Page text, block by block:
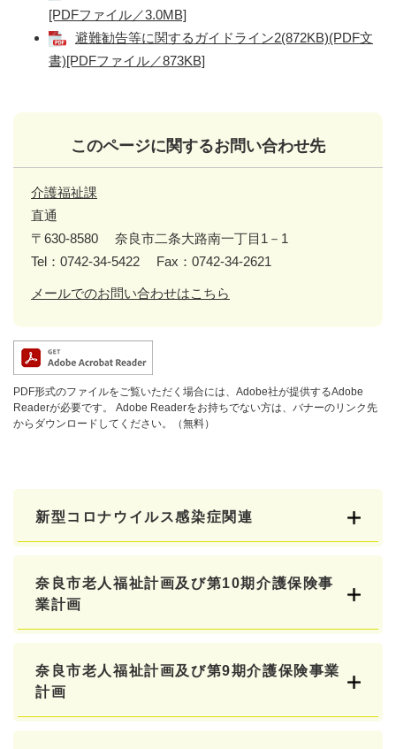
[PDFファイル／3.0MB]
避難勧告等に関するガイドライン2(872KB)(PDF文
書)[PDFファイル／873KB]
このページに関するお問い合わせ先
介護福祉課
直通
〒630-8580
奈良市二条大路南一丁目1－1
Tel：0742-34-5422
Fax：0742-34-2621
メールでのお問い合わせはこちら
PDF形式のファイルをご覧いただく場合には、Adobe社が提供するAdobe
Readerが必要です。
Adobe Readerをお持ちでない方は、バナーのリンク先
からダウンロードしてください。（無料）
新型コロナウイルス感染症関連
奈良市老人福祉計画及び第10期介護保険事
業計画
奈良市老人福祉計画及び第9期介護保険事業
計画